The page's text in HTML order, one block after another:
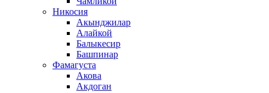
Никосия
Акынджилар
Алайкой
Балыкесир
Башпинар
Фамагуста
Акова
Акдоган